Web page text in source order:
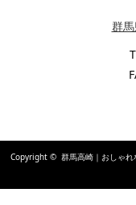
群
Copyright © 群馬高崎｜おしゃ